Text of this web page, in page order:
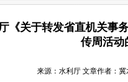
《关于转发省直机关事
传周活动
来源：水利厅 文章作者：冀